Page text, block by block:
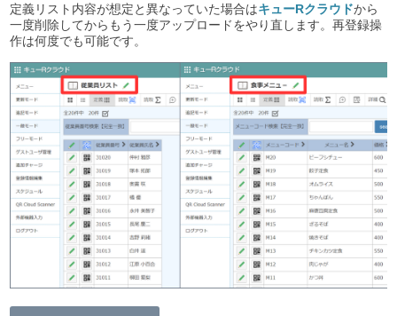
定義リスト内容が想定と異なっていた場合はキューRクラウドから
一度削除してからもう一度アップロードをやり直します。再登録操
作は何度でも可能です。